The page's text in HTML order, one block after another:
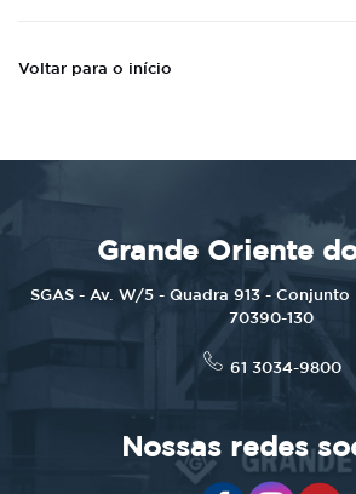
Voltar para o início
Grande Oriente
SGAS - Av. W/5 - Quadra 913 - Conjunto
70390-130
61 3034-9800
Nossas redes